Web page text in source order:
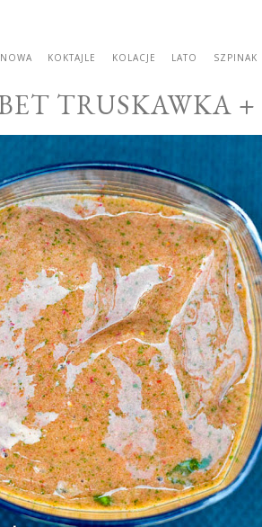
KOKTAJLE KOLACJE LATO SZPINAK
TRUSKAWKA